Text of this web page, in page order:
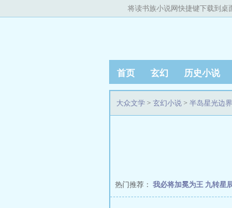
将读书族小说网快捷键下载到桌
首页 玄幻 历史小说
大众文学 > 玄幻小说 > 半岛星光边界
热门推荐： 我必将加冕为王 九转星